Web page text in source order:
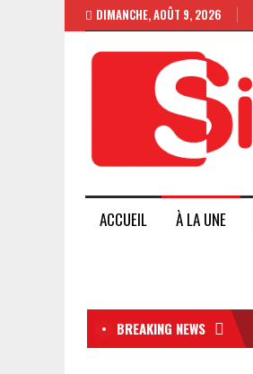
DIMANCHE, AOÛT 9, 2026
ACCUEIL À LA UNE
BREAKING NEWS